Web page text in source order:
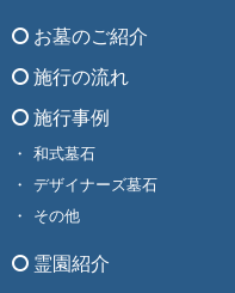
お墓のご紹介
施行の流れ
施行事例
和式墓石
デザイナーズ墓石
その他
霊園紹介